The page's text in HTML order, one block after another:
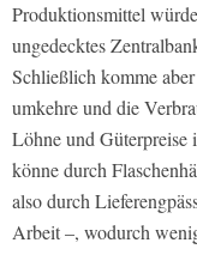
Produktionsmittel
ungedecktes
Schließlich komme
umkehre und die
Löhne und Güterpreise
könne durch
also durch
Arbeit –, wodurch